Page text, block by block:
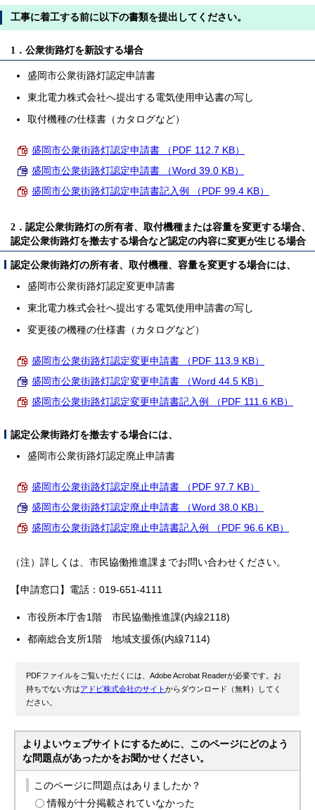
工事に着工する前に以下の書類を提出してください。
1．公衆街路灯を新設する場合
盛岡市公衆街路灯認定申請書
東北電力株式会社へ提出する電気使用申込書の写し
取付機種の仕様書（カタログなど）
盛岡市公衆街路灯認定申請書 （PDF 112.7 KB）
盛岡市公衆街路灯認定申請書 （Word 39.0 KB）
盛岡市公衆街路灯認定申請書記入例 （PDF 99.4 KB）
2．認定公衆街路灯の所有者、取付機種または容量を変更する場合、
認定公衆街路灯を撤去する場合など認定の内容に変更が生じる場合
認定公衆街路灯の所有者、取付機種、容量を変更する場合には、
盛岡市公衆街路灯認定変更申請書
東北電力株式会社へ提出する電気使用申請書の写し
変更後の機種の仕様書（カタログなど）
盛岡市公衆街路灯認定変更申請書 （PDF 113.9 KB）
盛岡市公衆街路灯認定変更申請書 （Word 44.5 KB）
盛岡市公衆街路灯認定変更申請書記入例 （PDF 111.6 KB）
認定公衆街路灯を撤去する場合には、
盛岡市公衆街路灯認定廃止申請書
盛岡市公衆街路灯認定廃止申請書 （PDF 97.7 KB）
盛岡市公衆街路灯認定廃止申請書 （Word 38.0 KB）
盛岡市公衆街路灯認定廃止申請書記入例 （PDF 96.6 KB）
（注）詳しくは、市民協働推進課までお問い合わせください。
【申請窓口】電話：019-651-4111
市役所本庁舎1階 市民協働推進課(内線2118)
都南総合支所1階 地域支援係(内線7114)
PDFファイルをご覧いただくには、Adobe Acrobat Readerが必要です。お
持ちでない方はアドビ株式会社のサイトからダウンロード（無料）してく
ださい。
よりよいウェブサイトにするために、このページにどのよう
な問題点があったかをお聞かせください。
このページに問題点はありましたか？
情報が十分掲載されていなかった